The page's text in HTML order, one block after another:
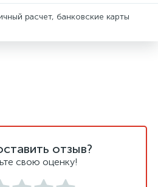
расчет, банковские карты
отзыв?
свою оценку!